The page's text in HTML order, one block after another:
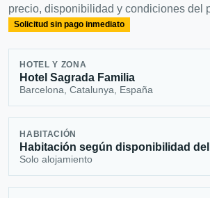
precio, disponibilidad y condiciones del
Solicitud sin pago inmediato
HOTEL Y ZONA
Hotel Sagrada Familia
Barcelona, Catalunya, España
HABITACIÓN
Habitación según disponibilidad del
Solo alojamiento